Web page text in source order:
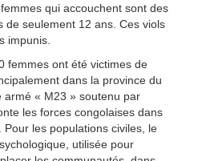
qui accouchent sont des
de seulement 12 ans. Ces viols
impunis.
femmes ont été victimes de
dans la province du
armé « M23 » soutenu par
les forces congolaises dans
Pour les populations civiles, le
utilisée pour